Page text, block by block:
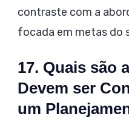
contraste com a
focada em metas do
17. Quais são
Devem ser
um